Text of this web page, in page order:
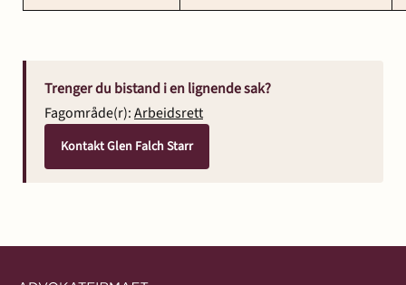
Trenger du bistand i en lignende sak?
Fagområde(r):Arbeidsrett
Kontakt Glen Falch Starr